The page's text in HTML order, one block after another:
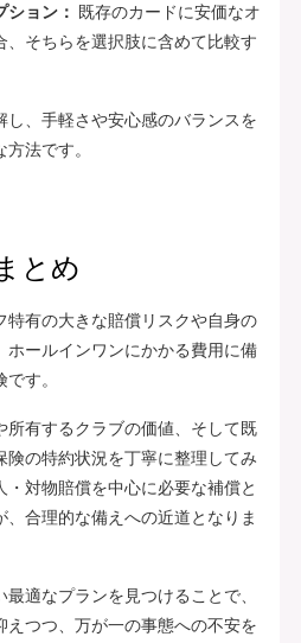
ョン： 既存のカードに安価なオ
、そちらを選択肢に含めて比較す
し、手軽さや安心感のバランスを
法です。
とめ
特有の大きな賠償リスクや自身の
ホールインワンにかかる費用に備
す。
所有するクラブの価値、そして既
険の特約状況を丁寧に整理してみ
・対物賠償を中心に必要な補償と
合理的な備えへの近道となりま
適なプランを見つけることで、
つつ、万が一の事態への不安を